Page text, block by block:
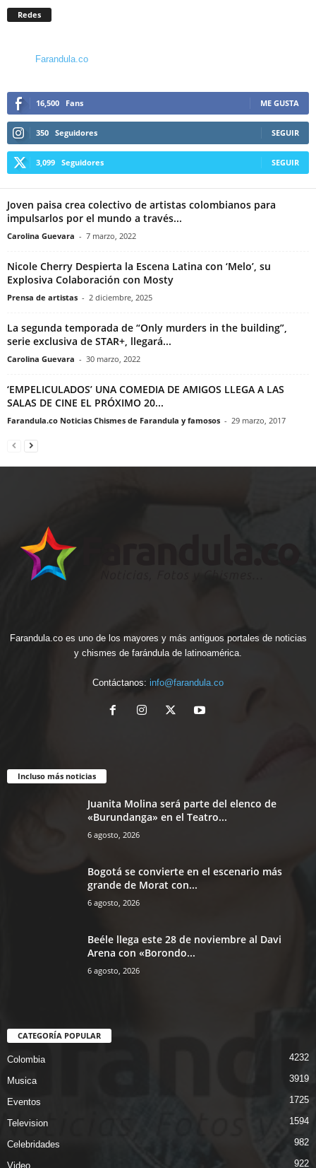
Redes
Farandula.co
16,500 Fans ME GUSTA
350 Seguidores SEGUIR
3,099 Seguidores SEGUIR
Joven paisa crea colectivo de artistas colombianos para
impulsarlos por el mundo a través...
Carolina Guevara - 7 marzo, 2022
Nicole Cherry Despierta la Escena Latina con ‘Melo’, su
Explosiva Colaboración con Mosty
Prensa de artistas - 2 diciembre, 2025
La segunda temporada de “Only murders in the building”,
serie exclusiva de STAR+, llegará...
Carolina Guevara - 30 marzo, 2022
‘EMPELICULADOS’ UNA COMEDIA DE AMIGOS LLEGA A LAS
SALAS DE CINE EL PRÓXIMO 20...
Farandula.co Noticias Chismes de Farandula y famosos - 29 marzo, 2017
Farandula.co es uno de los mayores y más antiguos portales de noticias
y chismes de farándula de latinoamérica.
Contáctanos: info@farandula.co
Incluso más noticias
Juanita Molina será parte del elenco de
«Burundanga» en el Teatro...
6 agosto, 2026
Bogotá se convierte en el escenario más
grande de Morat con...
6 agosto, 2026
Beéle llega este 28 de noviembre al Davi
Arena con «Borondo...
6 agosto, 2026
CATEGORÍA POPULAR
Colombia 4232
Musica 3919
Eventos 1725
Television 1594
Celebridades 982
Video 922